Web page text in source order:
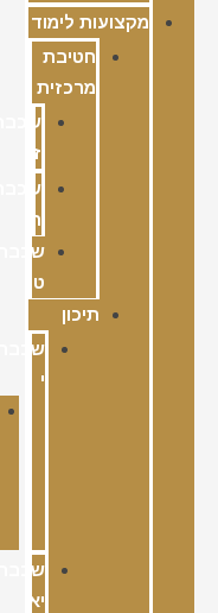
מקצועות לימוד
חטיבת
מרכזית
שכבת
ז
שכבת
ח
שכבת
ט
תיכון
שכבת
י
שכבת
יא